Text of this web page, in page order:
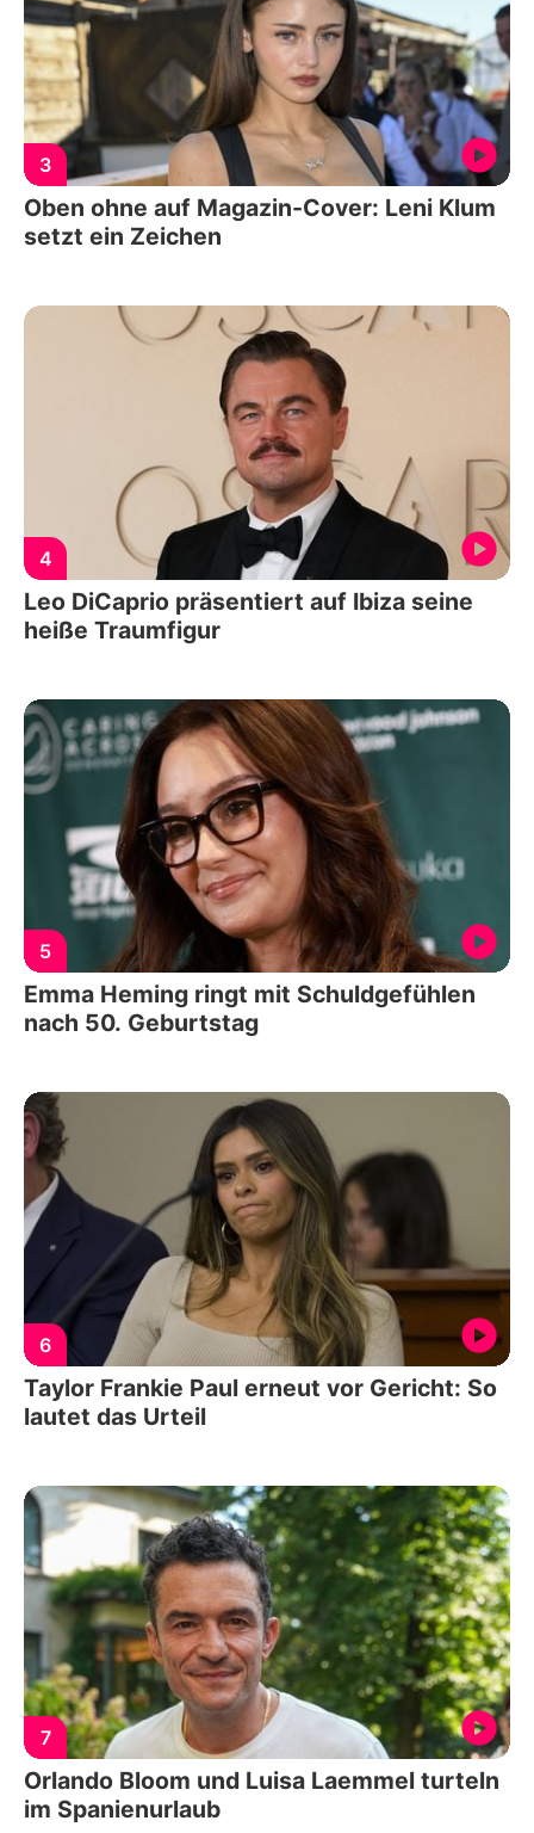
3
Oben ohne auf Magazin-Cover: Leni Klum
setzt ein Zeichen
4
Leo DiCaprio präsentiert auf Ibiza seine
heiße Traumfigur
5
Emma Heming ringt mit Schuldgefühlen
nach 50. Geburtstag
6
Taylor Frankie Paul erneut vor Gericht: So
lautet das Urteil
7
Orlando Bloom und Luisa Laemmel turteln
im Spanienurlaub